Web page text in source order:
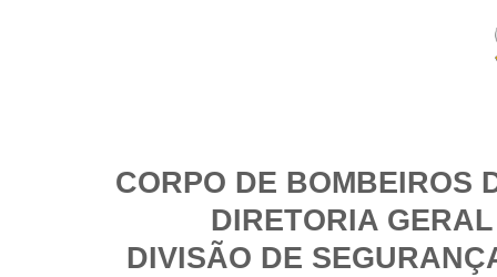
CORPO DE BOMBEIROS
DIRETORIA
DIVISÃO DE